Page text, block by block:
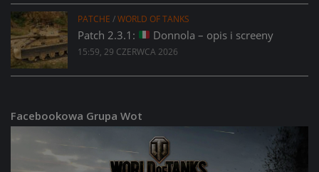
PATCHE /WORLD OF TANKS
Patch 2.3.1: Donnola – opis i screeny
15:59, 29 CZERWCA 2026
Facebookowa Grupa Wot